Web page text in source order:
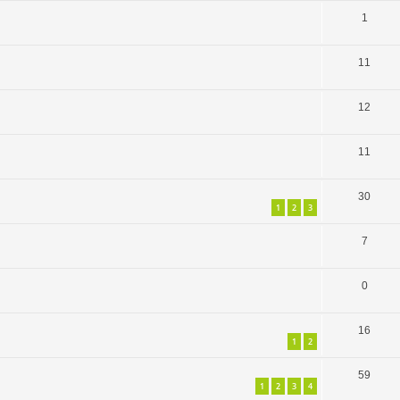
1
11
12
11
1 2 3
30
7
0
1 2
16
1 2 3 4
59